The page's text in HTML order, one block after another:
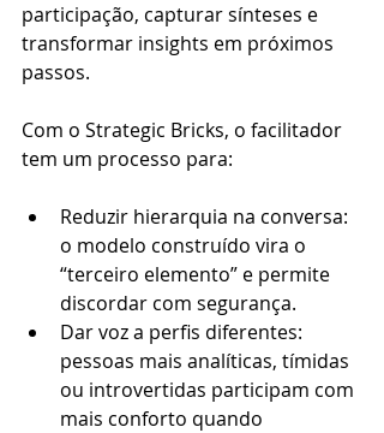
participação, capturar sínteses e
transformar insights em próximos
passos.
Com o Strategic Bricks, o facilitador
tem um processo para:
Reduzir hierarquia na conversa:
o modelo construído vira o
“terceiro elemento” e permite
discordar com segurança.
Dar voz a perfis diferentes:
pessoas mais analíticas, tímidas
ou introvertidas participam com
mais conforto quando